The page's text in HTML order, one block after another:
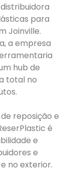
para
Joinville.
a empresa
hub de
total no
reposição e
é
e
e
no exterior.